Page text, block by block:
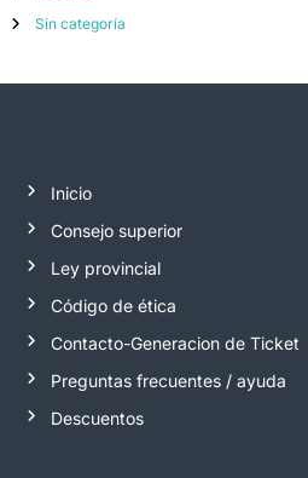
Sin categoría
Inicio
Consejo superior
Ley provincial
Código de ética
Contacto-Generacion de Ticket
Preguntas frecuentes / ayuda
Descuentos